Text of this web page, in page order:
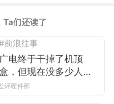
Ta们还读了
前浪往事
广电终于干掉了机顶
，但现在没多少人看
视了
评硬件部